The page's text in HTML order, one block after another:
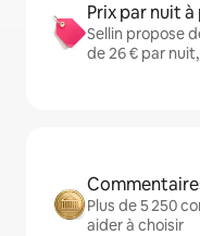
Prix par nuit
Sellin propose
de 26 € par
Plus de 5 250
aider à choisir